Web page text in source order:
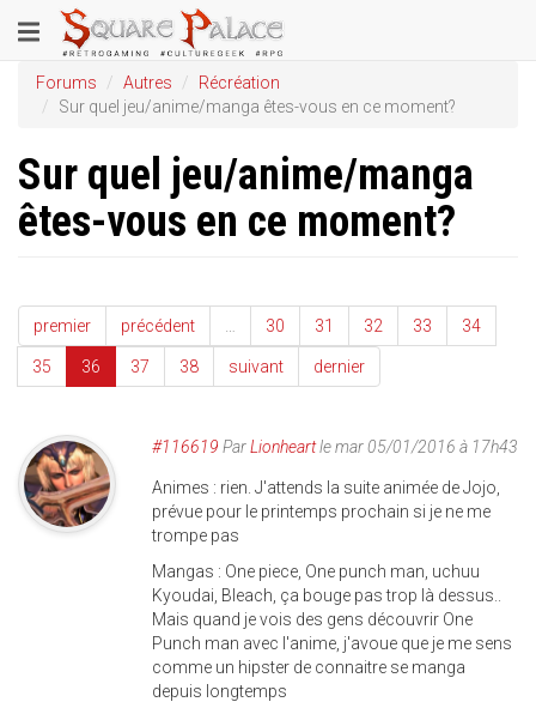
au
contenu
principal
Toggle
navigation
Forums Autres
Récréation
Sur quel jeu/anime/manga êtes-vous en ce moment?
Sur quel jeu/anime/manga
êtes-vous en ce moment?
premier précédent 30 31 32 33 34
35 36 37 38 suivant dernier
#116619 ParLionheartle mar 05/01/2016 à 17h43
Animes : rien. J'attends la suite animée de Jojo,
prévue pour le printemps prochain si je ne me
trompe pas
Mangas : One piece, One punch man, uchuu
Kyoudai, Bleach, ça bouge pas trop là dessus..
Mais quand je vois des gens découvrir One
Punch man avec l'anime, j'avoue que je me sens
comme un hipster de connaitre se manga
depuis longtemps